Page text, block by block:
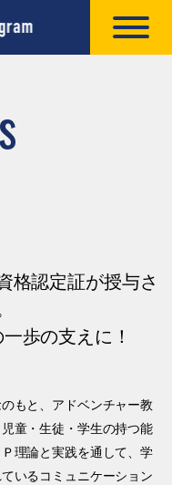
格認定証が授与さ
歩の支えに！
もと、アドベンチャー教
童・生徒・学生の持つ能
理論と実践を通して、学
いるコミュニケーション